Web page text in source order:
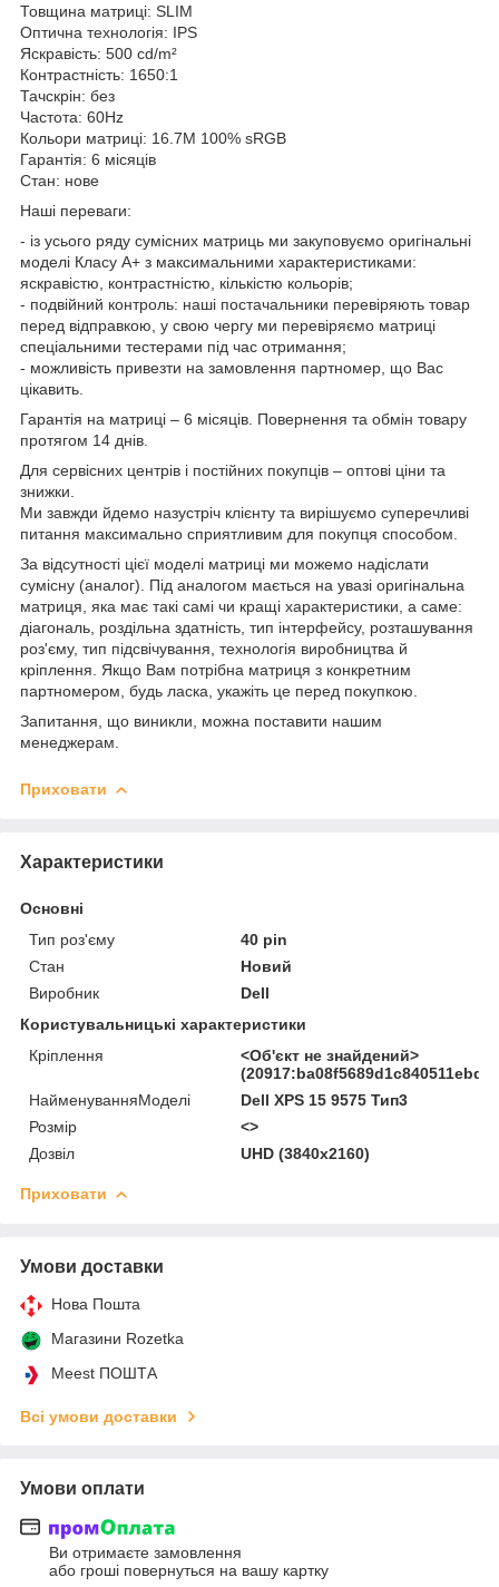
Товщина матриці: SLIM
Оптична технологія: IPS
Яскравість: 500 cd/m²
Контрастність: 1650:1
Тачскрін: без
Частота: 60Hz
Кольори матриці: 16.7M 100% sRGB
Гарантія: 6 місяців
Стан: нове
Наші переваги:
- із усього ряду сумісних матриць ми закуповуємо оригінальні
моделі Класу А+ з максимальними характеристиками:
яскравістю, контрастністю, кількістю кольорів;
- подвійний контроль: наші постачальники перевіряють товар
перед відправкою, у свою чергу ми перевіряємо матриці
спеціальними тестерами під час отримання;
- можливість привезти на замовлення партномер, що Вас
цікавить.
Гарантія на матриці – 6 місяців. Повернення та обмін товару
протягом 14 днів.
Для сервісних центрів і постійних покупців – оптові ціни та
знижки.
Ми завжди йдемо назустріч клієнту та вирішуємо суперечливі
питання максимально сприятливим для покупця способом.
За відсутності цієї моделі матриці ми можемо надіслати
сумісну (аналог). Під аналогом мається на увазі оригінальна
матриця, яка має такі самі чи кращі характеристики, а саме:
діагональ, роздільна здатність, тип інтерфейсу, розташування
роз'єму, тип підсвічування, технологія виробництва й
кріплення. Якщо Вам потрібна матриця з конкретним
партномером, будь ласка, укажіть це перед покупкою.
Запитання, що виникли, можна поставити нашим
менеджерам.
Приховати
Характеристики
Основні
Тип роз'єму
40 pin
Стан
Новий
Виробник
Dell
Користувальницькі характеристики
Кріплення
<Об'єкт не знайдений>
НайменуванняМоделі
Dell XPS 15 9575 Тип3
Розмір
<>
Дозвіл
UHD (3840x2160)
Приховати
Умови доставки
Нова Пошта
Магазини Rozetka
Meest ПОШТА
Всі умови доставки
Умови оплати
Ви отримаєте замовлення
або гроші повернуться на вашу картку